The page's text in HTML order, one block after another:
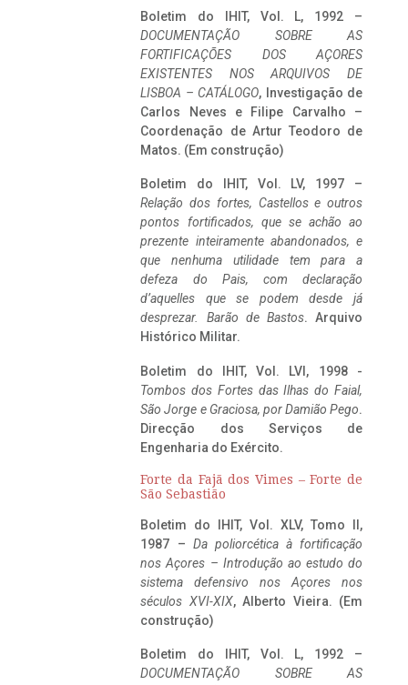
Boletim do IHIT, Vol. L, 1992 –
DOCUMENTAÇÃO SOBRE AS
FORTIFICAÇÕES DOS AÇORES
EXISTENTES NOS ARQUIVOS DE
LISBOA – CATÁLOGO, Investigação de
Carlos Neves e Filipe Carvalho –
Coordenação de Artur Teodoro de
Matos. (Em construção)
Boletim do IHIT, Vol. LV, 1997 –
Relação dos fortes, Castellos e outros
pontos fortificados, que se achão ao
prezente inteiramente abandonados, e
que nenhuma utilidade tem para a
defeza do Pais, com declaração
d’aquelles que se podem desde já
desprezar. Barão de Bastos. Arquivo
Histórico Militar.
Boletim do IHIT, Vol. LVI, 1998 -
Tombos dos Fortes das Ilhas do Faial,
São Jorge e Graciosa, por Damião Pego.
Direcção dos Serviços de
Engenharia do Exército.
Forte da Fajã dos Vimes – Forte de
São Sebastião
Boletim do IHIT, Vol. XLV, Tomo II,
1987 – Da poliorcética à fortificação
nos Açores – Introdução ao estudo do
sistema defensivo nos Açores nos
séculos XVI-XIX, Alberto Vieira. (Em
construção)
Boletim do IHIT, Vol. L, 1992 –
DOCUMENTAÇÃO SOBRE AS